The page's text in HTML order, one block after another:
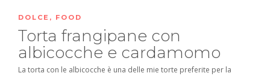
DOLCE , FOOD
Torta frangipane con
albicocche e cardamomo
La torta con le albicocche è una delle mie torte preferite per la